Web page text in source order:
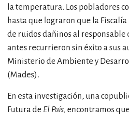
la temperatura. Los pobladores
hasta que lograron que la
de ruidos dañinos al responsable
antes recurrieron sin éxito a sus
Ministerio de Ambiente y
(Mades).
En esta investigación, una
Futura de El País, encontramos